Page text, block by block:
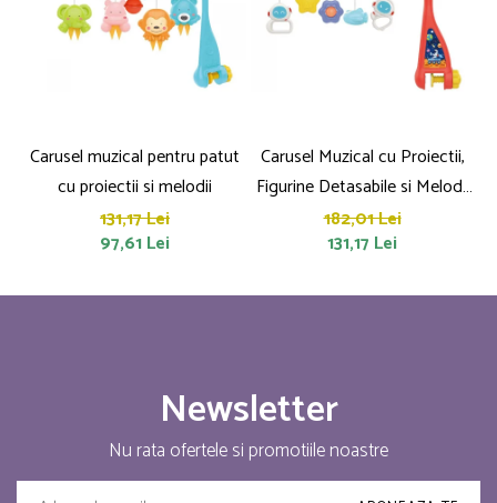
Carusel muzical pentru patut
cu proiectii si melodii
131,17 Lei
97,61 Lei
Carusel Muzical cu Proiectii,
Figurine Detasabile si Melodii
– Luminite si Rotatie 360°
pentru Patut
182,01 Lei
131,17 Lei
Newsletter
Nu rata ofertele si promotiile noastre